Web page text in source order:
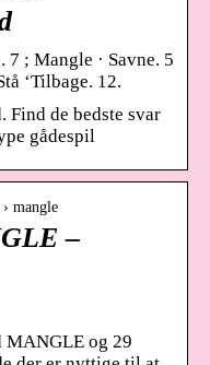
7 ; Mangle · Savne. 5
‘Tilbage. 12.
Find de bedste svar
gådespil
mangle
–
MANGLE og 29